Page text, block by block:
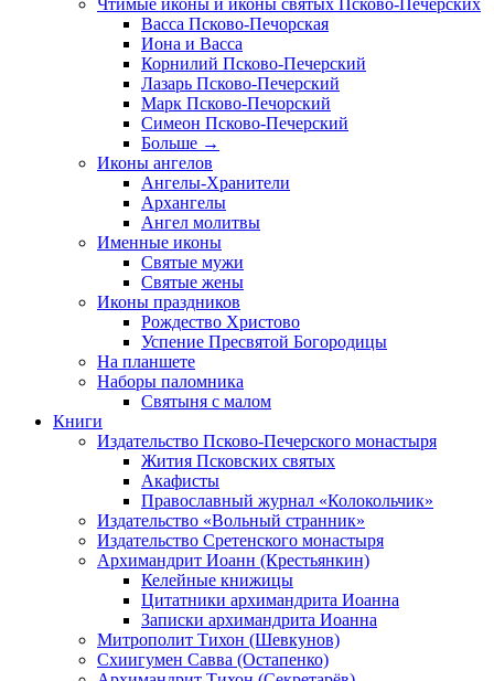
Чтимые иконы и иконы святых Псково-Печерских
Васса Псково-Печорская
Иона и Васса
Корнилий Псково-Печерский
Лазарь Псково-Печерский
Марк Псково-Печорский
Симеон Псково-Печерский
Больше →
Иконы ангелов
Ангелы-Хранители
Архангелы
Ангел молитвы
Именные иконы
Святые мужи
Святые жены
Иконы праздников
Рождество Христово
Успение Пресвятой Богородицы
На планшете
Наборы паломника
Святыня с малом
Книги
Издательство Псково-Печерского монастыря
Жития Псковских святых
Акафисты
Православный журнал «Колокольчик»
Издательство «Вольный странник»
Издательство Сретенского монастыря
Архимандрит Иоанн (Крестьянкин)
Келейные книжицы
Цитатники архимандрита Иоанна
Записки архимандрита Иоанна
Митрополит Тихон (Шевкунов)
Схиигумен Савва (Остапенко)